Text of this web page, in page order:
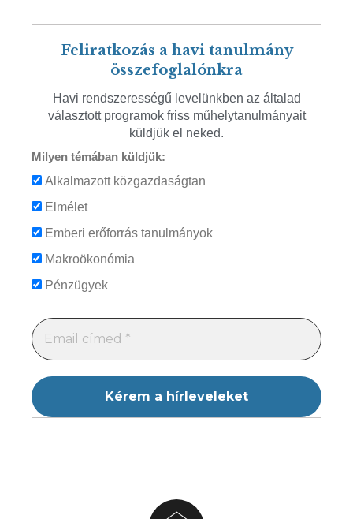
Feliratkozás a havi tanulmány
összefoglalónkra
Havi rendszerességű levelünkben az általad
választott programok friss műhelytanulmányait
küldjük el neked.
Milyen témában küldjük:
Alkalmazott közgazdaságtan
Elmélet
Emberi erőforrás tanulmányok
Makroökonómia
Pénzügyek